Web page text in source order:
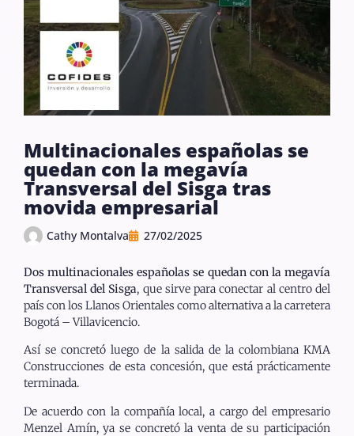
Multinacionales españolas se
quedan con la megavía
Transversal del Sisga tras
movida empresarial
Cathy Montalva 27/02/2025
Dos multinacionales españolas se quedan con la megavía
Transversal del Sisga, que sirve para conectar al centro del
país con los Llanos Orientales como alternativa a la carretera
Bogotá – Villavicencio.
Así se concretó luego de la salida de la colombiana KMA
Construcciones de esta concesión, que está prácticamente
terminada.
De acuerdo con la compañía local, a cargo del empresario
Menzel Amín, ya se concretó la venta de su participación